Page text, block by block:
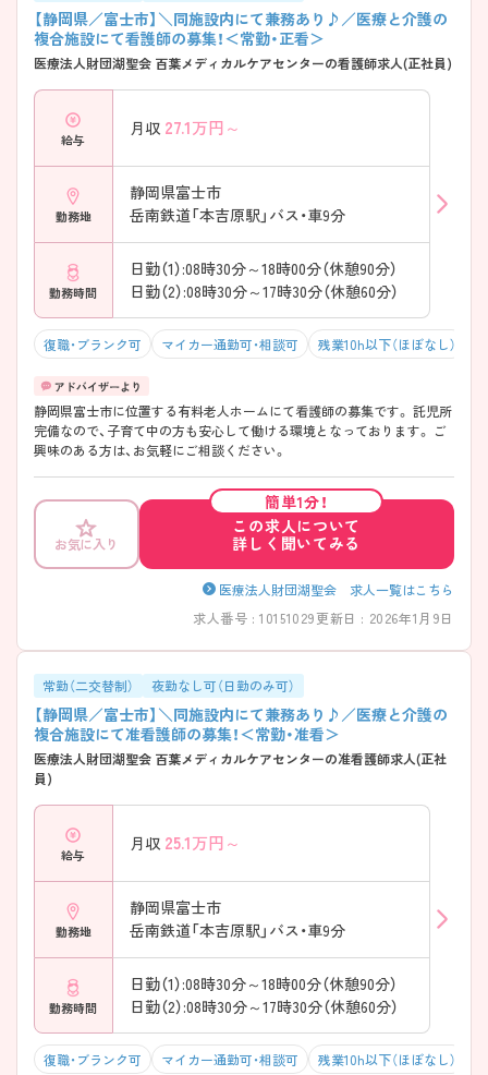
【静岡県／富士市】＼同施設内にて兼務あり♪／医療と介護の
複合施設にて看護師の募集！＜常勤・正看＞
医療法人財団湖聖会 百葉メディカルケアセンターの看護師求人(正社員)
給与
月収 27.1万円～
勤務地
静岡県富士市
岳南鉄道「本吉原駅」バス・車9分
勤務時間
日勤（1）:08時30分～18時00分（休憩90分）
日勤（2）:08時30分～17時30分（休憩60分）
復職・ブランク可 マイカー通勤可・相談可 残業10h以下（ほぼなし）
静岡県富士市に位置する有料老人ホームにて看護師の募集です。 託児所
完備なので、子育て中の方も安心して働ける環境となっております。 ご
興味のある方は、お気軽にご相談ください。
お気に入り
簡単1分！
この求人について
詳しく聞いてみる
医療法人財団湖聖会 求人一覧はこちら
求人番号 : 10151029更新日 : 2026年1月9日
常勤（二交替制） 夜勤なし可（日勤のみ可）
【静岡県／富士市】＼同施設内にて兼務あり♪／医療と介護の
複合施設にて准看護師の募集！＜常勤・准看＞
医療法人財団湖聖会 百葉メディカルケアセンターの准看護師求人(正社
員)
給与
月収 25.1万円～
勤務地
静岡県富士市
岳南鉄道「本吉原駅」バス・車9分
勤務時間
日勤（1）:08時30分～18時00分（休憩90分）
日勤（2）:08時30分～17時30分（休憩60分）
復職・ブランク可 マイカー通勤可・相談可 残業10h以下（ほぼなし）